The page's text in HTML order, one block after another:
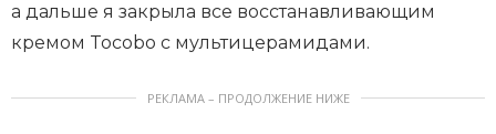
а дальше я закрыла все восстанавливающим
кремом Tocobo с мультицерамидами.
РЕКЛАМА – ПРОДОЛЖЕНИЕ НИЖЕ